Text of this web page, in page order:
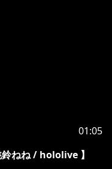
01:05
ねね / hololive 】